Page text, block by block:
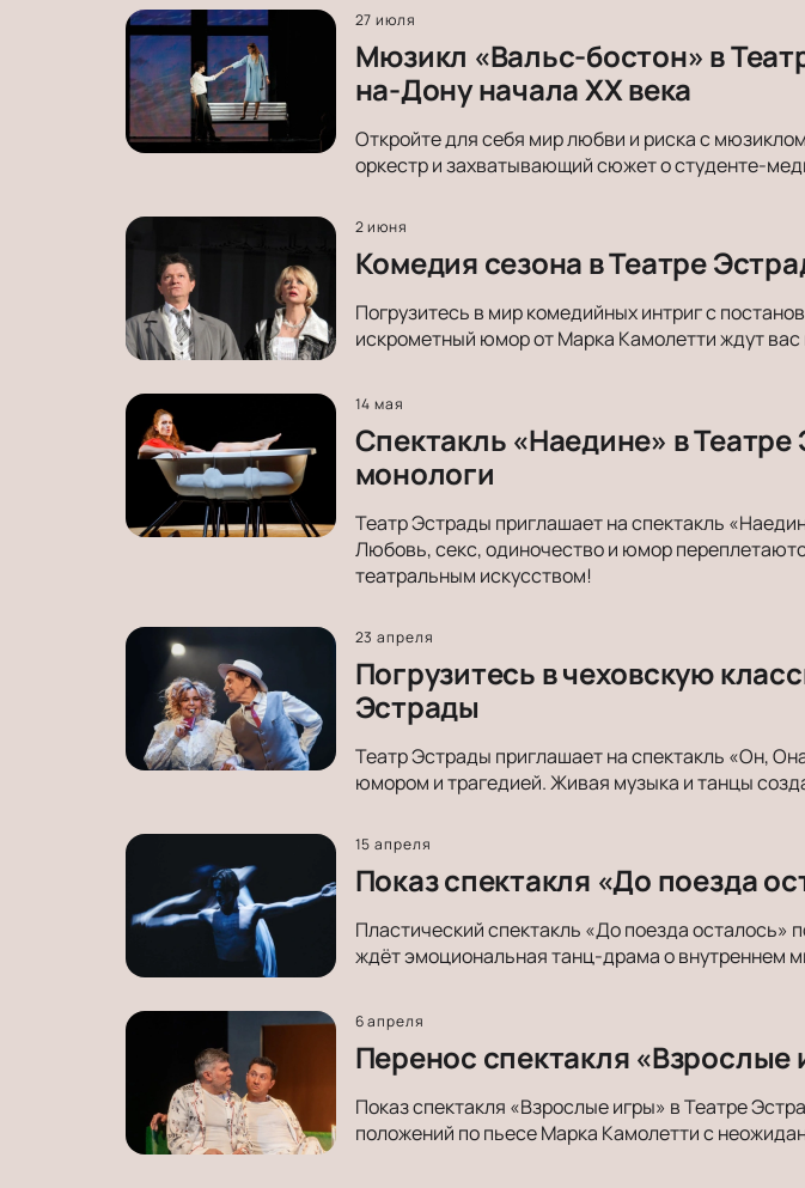
27 июля
Мюзикл «Вальс-бостон» в
на-Дону начала ХХ века
Откройте для себя мир любви и риска с
оркестр и захватывающий сюжет о студенте-
2 июня
Комедия сезона в Театре
Погрузитесь в мир комедийных интриг с
искрометный юмор от Марка Камолетти ждут
14 мая
Спектакль «Наедине» в
монологи
Театр Эстрады приглашает на спектакль
Любовь, секс, одиночество и юмор
театральным искусством!
23 апреля
Погрузитесь в чеховскую
Эстрады
Театр Эстрады приглашает на спектакль «Он,
юмором и трагедией. Живая музыка и танцы
15 апреля
Показ спектакля «До поезда
Пластический спектакль «До поезда осталось»
ждёт эмоциональная танц-драма о внутреннем
6 апреля
Перенос спектакля
Показ спектакля «Взрослые игры» в Театре
положений по пьесе Марка Камолетти с